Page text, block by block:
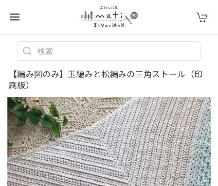
【編み図のみ】玉編みと松編みの三角ストール（印
刷版）